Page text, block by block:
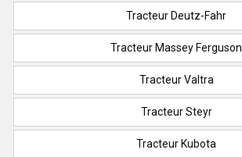
Tracteur Deutz-Fahr
Tracteur Massey Ferguson
Tracteur Valtra
Tracteur Steyr
Tracteur Kubota